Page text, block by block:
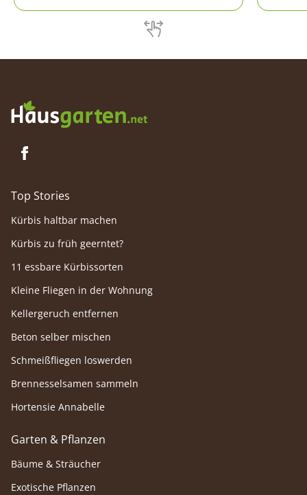
genießen zu können, irrt sich. Das Gewächs
ist nämlich unglaublich sortenreich.
Top Stories
Kürbis haltbar machen
Kürbis zu früh geerntet?
11 essbare Kürbissorten
Kleine Fliegen in der Wohnung
Kellergeruch entfernen
Beton selber mischen
Schmeißfliegen loswerden
Brennesselsamen sammeln
Hortensie Annabelle
Garten & Pflanzen
Bäume & Sträucher
Exotische Pflanzen